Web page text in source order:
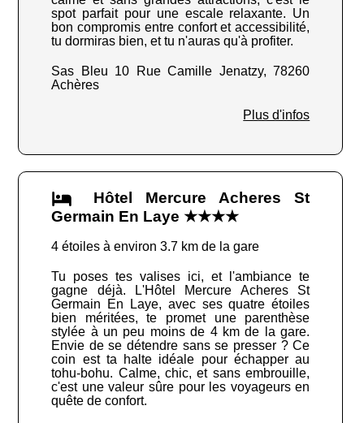
spot parfait pour une escale relaxante. Un
bon compromis entre confort et accessibilité,
tu dormiras bien, et tu n'auras qu'à profiter.
Sas Bleu 10 Rue Camille Jenatzy, 78260
Achères
Plus d'infos
Hôtel Mercure Acheres St
Germain En Laye ★★★★
4 étoiles à environ 3.7 km de la gare
Tu poses tes valises ici, et l'ambiance te
gagne déjà. L'Hôtel Mercure Acheres St
Germain En Laye, avec ses quatre étoiles
bien méritées, te promet une parenthèse
stylée à un peu moins de 4 km de la gare.
Envie de se détendre sans se presser ? Ce
coin est ta halte idéale pour échapper au
tohu-bohu. Calme, chic, et sans embrouille,
c'est une valeur sûre pour les voyageurs en
quête de confort.